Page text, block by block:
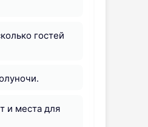
гостей
и места для